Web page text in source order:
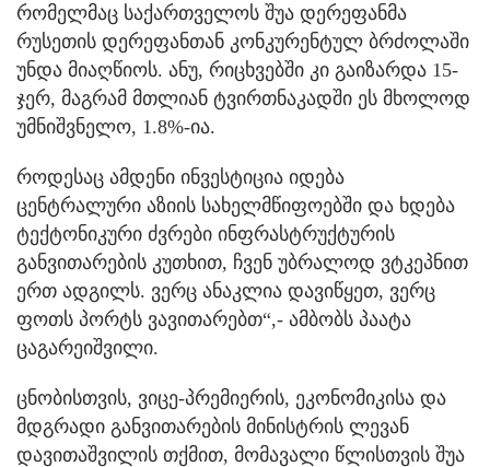
რომელმაც საქართველოს შუა დერეფანმა
რუსეთის დერეფანთან კონკურენტულ ბრძოლაში
უნდა მიაღწიოს. ანუ, რიცხვებში კი გაიზარდა 15-
ჯერ, მაგრამ მთლიან ტვირთნაკადში ეს მხოლოდ
უმნიშვნელო, 1.8%-ია.
როდესაც ამდენი ინვესტიცია იდება
ცენტრალური აზიის სახელმწიფოებში და ხდება
ტექტონიკური ძვრები ინფრასტრუქტურის
განვითარების კუთხით, ჩვენ უბრალოდ ვტკეპნით
ერთ ადგილს. ვერც ანაკლია დავიწყეთ, ვერც
ფოთს პორტს ვავითარებთ“,- ამბობს პაატა
ცაგარეიშვილი.
ცნობისთვის, ვიცე-პრემიერის, ეკონომიკისა და
მდგრადი განვითარების მინისტრის ლევან
დავითაშვილის თქმით, მომავალი წლისთვის შუა